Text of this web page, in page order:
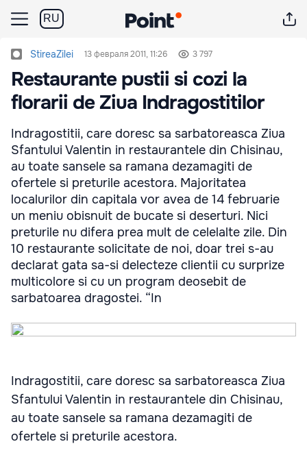
RU
StireaZilei 13 февраля 2011, 11:26 3 797
Restaurante pustii si cozi la
florarii de Ziua Indragostitilor
Indragostitii, care doresc sa sarbatoreasca Ziua
Sfantului Valentin in restaurantele din Chisinau,
au toate sansele sa ramana dezamagiti de
ofertele si preturile acestora. Majoritatea
localurilor din capitala vor avea de 14 februarie
un meniu obisnuit de bucate si deserturi. Nici
preturile nu difera prea mult de celelalte zile. Din
10 restaurante solicitate de noi, doar trei s-au
declarat gata sa-si delecteze clientii cu surprize
multicolore si cu un program deosebit de
sarbatoarea dragostei. “In
Indragostitii, care doresc sa sarbatoreasca Ziua
Sfantului Valentin in restaurantele din Chisinau,
au toate sansele sa ramana dezamagiti de
ofertele si preturile acestora.